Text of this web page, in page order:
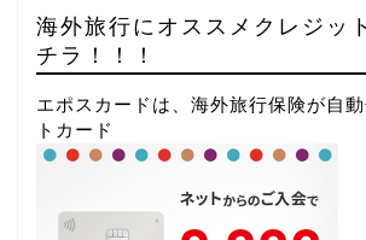
海外旅行にオススメクレジッ
チラ！！！
エポスカードは、海外旅行保険が自
トカード